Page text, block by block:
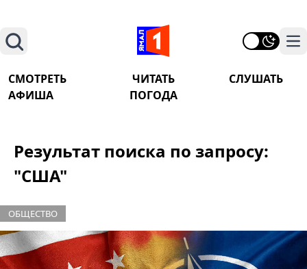
Поиск
СМОТРЕТЬ ЧИТАТЬ
СЛУШАТЬ
АФИША
ПОГОДА
Результат поиска по запросу:
"США"
ОБЩЕСТВО